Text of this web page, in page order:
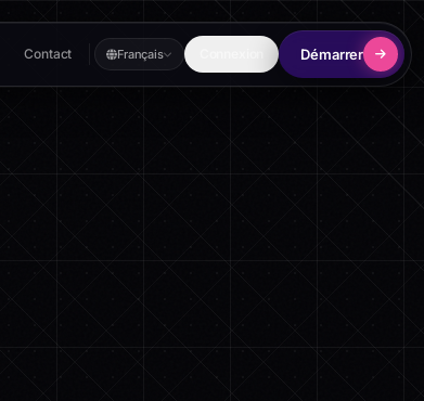
Contact Français Démarrer